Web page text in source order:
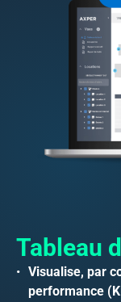
Tableau
Visualise, par
performance